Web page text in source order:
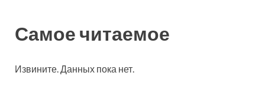
Самое читаемое
Извините. Данных пока нет.